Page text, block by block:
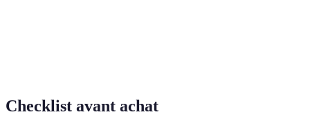
Checklist avant achat